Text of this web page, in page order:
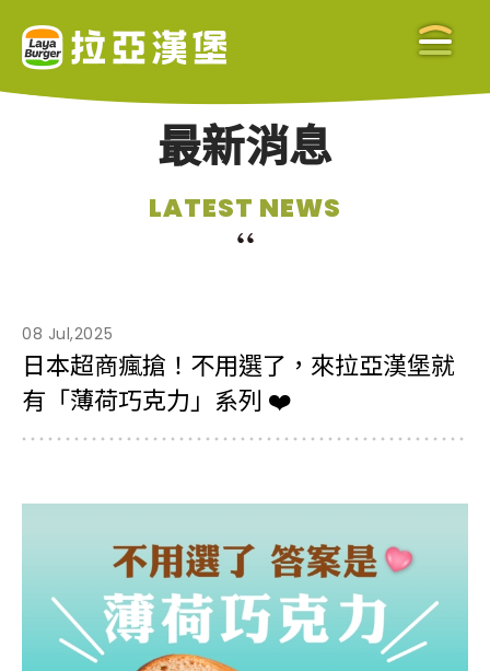
ABOUT US
門市查詢
STORE
最新消息
NEWS
食品保證
CERTIFICATE
最新消息
LATEST NEWS
08 Jul,2025
日本超商瘋搶！不用選了，來拉亞漢堡就
有「薄荷巧克力」系列 ❤️